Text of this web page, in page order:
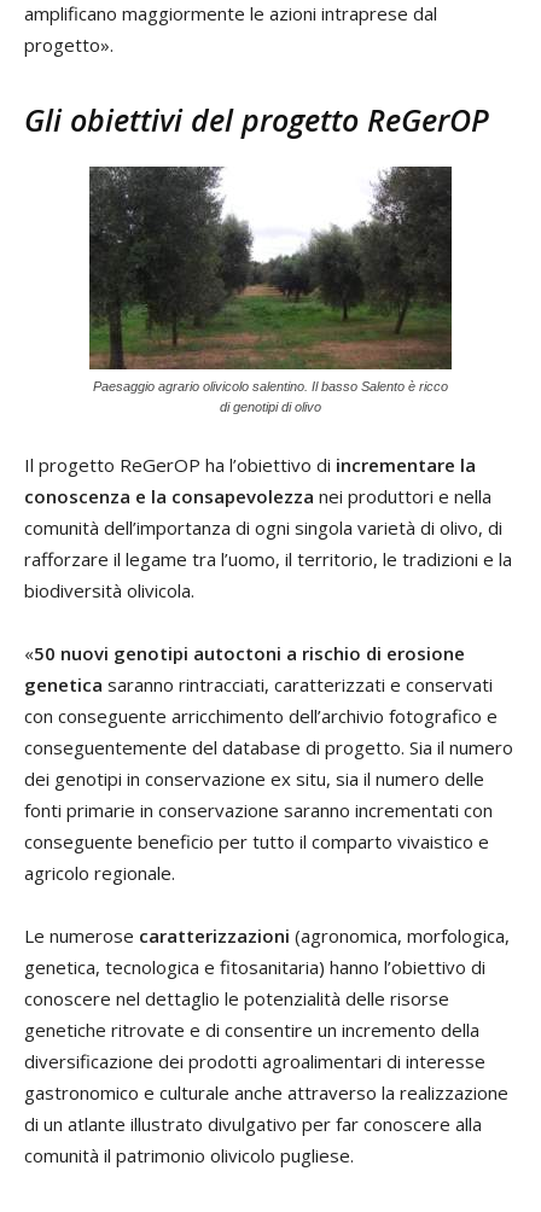
amplificano maggiormente le azioni intraprese dal
progetto».
Gli obiettivi del progetto ReGerOP
Paesaggio agrario olivicolo salentino. Il basso Salento è ricco
di genotipi di olivo
Il progetto ReGerOP ha l’obiettivo di incrementare la
conoscenza e la consapevolezza nei produttori e nella
comunità dell’importanza di ogni singola varietà di olivo, di
rafforzare il legame tra l’uomo, il territorio, le tradizioni e la
biodiversità olivicola.
«50 nuovi genotipi autoctoni a rischio di erosione
genetica saranno rintracciati, caratterizzati e conservati
con conseguente arricchimento dell’archivio fotografico e
conseguentemente del database di progetto. Sia il numero
dei genotipi in conservazione ex situ, sia il numero delle
fonti primarie in conservazione saranno incrementati con
conseguente beneficio per tutto il comparto vivaistico e
agricolo regionale.
Le numerose caratterizzazioni (agronomica, morfologica,
genetica, tecnologica e fitosanitaria) hanno l’obiettivo di
conoscere nel dettaglio le potenzialità delle risorse
genetiche ritrovate e di consentire un incremento della
diversificazione dei prodotti agroalimentari di interesse
gastronomico e culturale anche attraverso la realizzazione
di un atlante illustrato divulgativo per far conoscere alla
comunità il patrimonio olivicolo pugliese.